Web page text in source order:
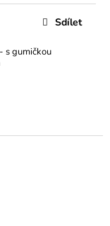
s gumičkou
Sdílet